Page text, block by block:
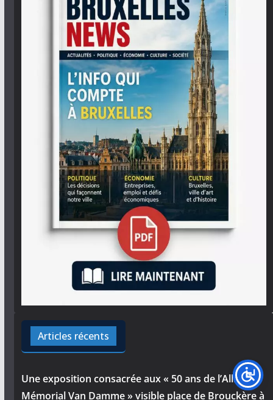
Articles récents
Une exposition consacrée aux « 50 ans de l’Allianz
Mémorial Van Damme » visible place de Brouckère à